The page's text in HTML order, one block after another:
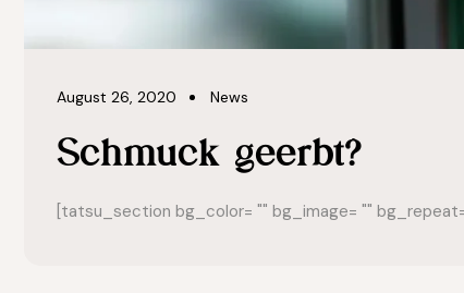
August 26, 2020 News
Schmuck geerbt?
[tatsu_section bg_color= "" bg_image= ""